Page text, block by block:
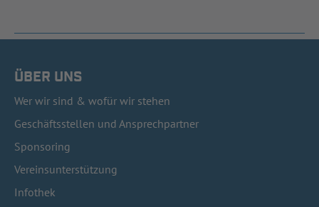
ÜBER UNS
Wer wir sind & wofür wir stehen
Geschäftsstellen und Ansprechpartner
Sponsoring
Vereinsunterstützung
Infothek